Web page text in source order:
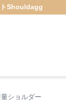
Shouldagg
ショルダー